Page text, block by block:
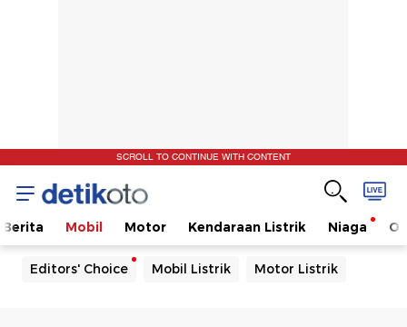
SCROLL TO CONTINUE WITH CONTENT
Berita Mobil Motor Kendaraan Listrik Niaga
Editors' Choice Mobil Listrik Motor Listrik